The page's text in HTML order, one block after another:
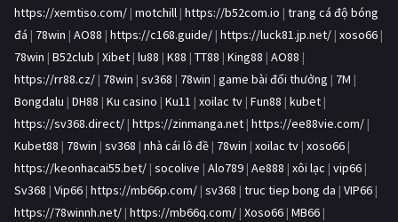
https://xemtiso.com/ | motchill | https://b52com.io | trang cá độ bóng
đá | 78win | AO88 | https://c168.guide/ | https://luck81.jp.net/ | xoso66 |
78win | B52club | Xibet | lu88 | K88 | TT88 | King88 | AO88 |
https://rr88.cz/ | 78win | sv368 | 78win | game bài đổi thưởng | 7M |
Bongdalu | DH88 | Ku casino | Ku11 | xoilac tv | Fun88 | kubet |
https://sv368.direct/ | https://zinmanga.net | https://ee88vie.com/ |
Kubet88 | 78win | sv368 | nhà cái lô đề | 78win | xoilac tv | xoso66 |
https://keonhacai55.bet/ | socolive | Alo789 | Ae888 | xôi lạc | vip66 |
Sv368 | Vip66 | https://mb66p.com/ | sv368 | truc tiep bong da | VIP66 |
https://78winnh.net/ | https://mb66q.com/ | Xoso66 | MB66 |